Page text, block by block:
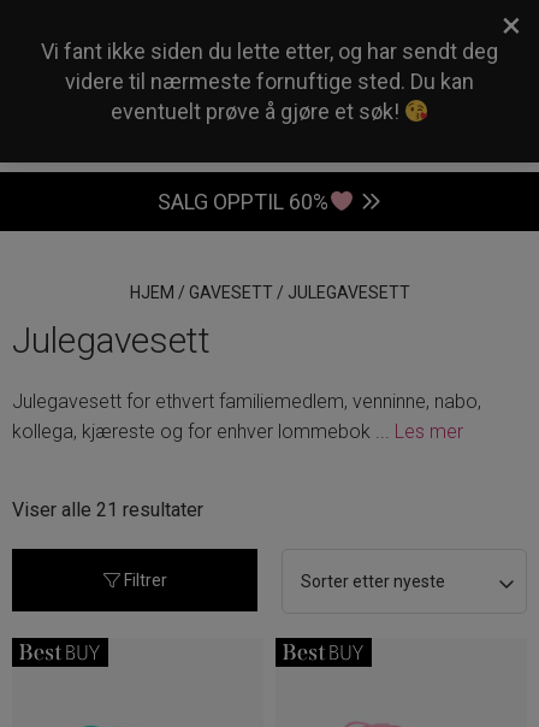
0
SALG OPPTIL 60%
HJEM / GAVESETT/ JULEGAVESETT
Julegavesett
Julegavesett for ethvert familiemedlem, venninne, nabo,
kollega, kjæreste og for enhver lommebok ... Les mer
Viser alle 21 resultaterSortert
Filtrer
×
Vi fant ikke siden du lette etter, og har sendt deg
videre til nærmeste fornuftige sted. Du kan
eventuelt prøve å gjøre et søk!